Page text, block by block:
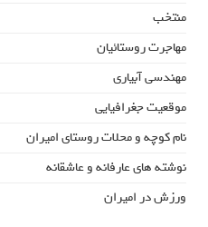
منتخب
مهاجرت روستائیان
مهندسی آبیاری
موقعیت جغرافیایی
نام کوچه و محلات روستای امیران
نوشته های عارفانه و عاشقانه
ورزش در امیران